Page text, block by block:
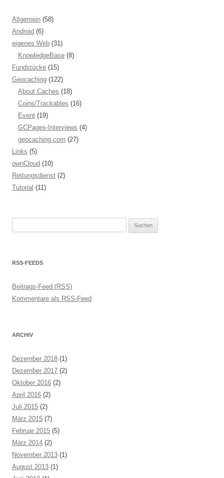
Allgemein (58)
Android (6)
eigenes Web (31)
KnowledgeBase (8)
Fundstücke (15)
Geocaching (122)
About Caches (18)
Coins/Trackables (16)
Event (19)
GCPages-Interviews (4)
geocaching.com (27)
Links (5)
ownCloud (10)
Rettungsdienst (2)
Tutorial (11)
RSS-FEEDS
Beitrags-Feed (RSS)
Kommentare als RSS-Feed
ARCHIV
Dezember 2018 (1)
Dezember 2017 (2)
Oktober 2016 (2)
April 2016 (2)
Juli 2015 (2)
März 2015 (7)
Februar 2015 (5)
März 2014 (2)
November 2013 (1)
August 2013 (1)